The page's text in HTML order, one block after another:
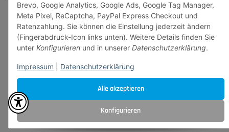
Alle akzeptieren
Konfigurieren
Brevo, Google Analytics, Google Ads, Google Tag Manager,
Meta Pixel, ReCaptcha, PayPal Express Checkout und
Ratenzahlung. Sie können die Einstellung jederzeit ändern
(Fingerabdruck-Icon links unten). Weitere Details finden Sie
unter Konfigurieren und in unserer Datenschutzerklärung.
Impressum Datenschutzerklärung